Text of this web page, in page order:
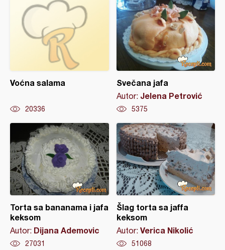
Voćna salama
20336
Svečana jafa
Autor: Jelena Petrović
5375
Torta sa bananama i jafa
keksom
Autor: Dijana Ademovic
27031
Šlag torta sa jaffa
keksom
Autor: Verica Nikolić
51068